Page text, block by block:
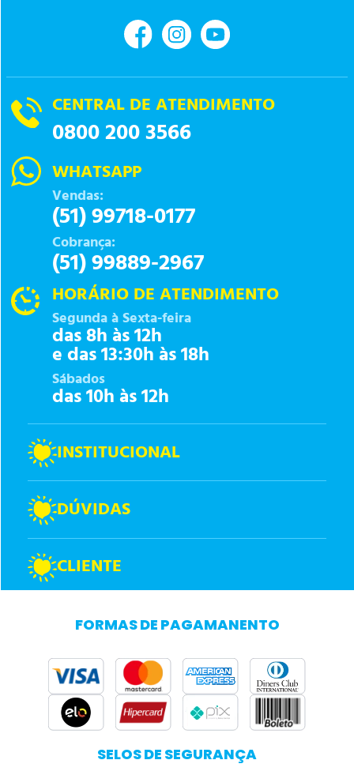
CENTRAL DE ATENDIMENTO
0800 200 3566
WHATSAPP
Vendas:
(51) 99718-0177
Cobrança:
(51) 99889-2967
HORÁRIO DE ATENDIMENTO
Segunda à Sexta-feira
das 8h às 12h
e das 13:30h às 18h
Sábados
das 10h às 12h
INSTITUCIONAL
DÚVIDAS
CLIENTE
FORMAS DE PAGAMANENTO
SELOS DE SEGURANÇA